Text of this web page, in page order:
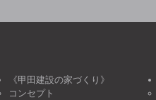
《甲田建設の家づくり》
コンセプト